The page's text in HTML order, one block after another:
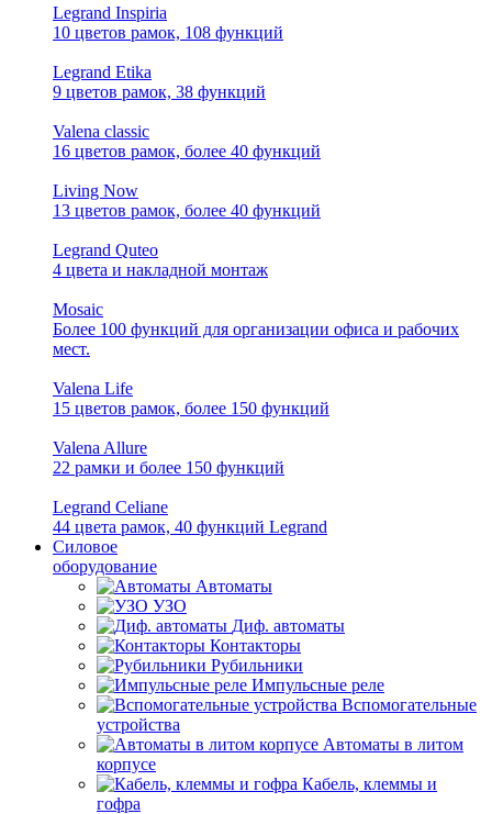
Legrand Inspiria
10 цветов рамок, 108 функций
Legrand Etika
9 цветов рамок, 38 функций
Valena classic
16 цветов рамок, более 40 функций
Living Now
13 цветов рамок, более 40 функций
Legrand Quteo
4 цвета и накладной монтаж
Mosaic
Более 100 функций для организации офиса и рабочих
мест.
Valena Life
15 цветов рамок, более 150 функций
Valena Allure
22 рамки и более 150 функций
Legrand Celiane
44 цвета рамок, 40 функций Legrand
Силовое
оборудование
Автоматы
УЗО
Диф. автоматы
Контакторы
Рубильники
Импульсные реле
Вспомогательные
устройства
Автоматы в литом
корпусе
Кабель, клеммы и
гофра